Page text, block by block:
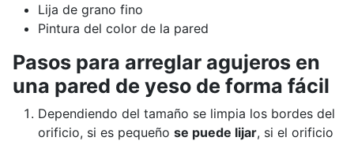
Lija de grano fino
Pintura del color de la pared
Pasos para arreglar agujeros en
una pared de yeso de forma fácil
Dependiendo del tamaño se limpia los bordes del
orificio, si es pequeño se puede lijar, si el orificio